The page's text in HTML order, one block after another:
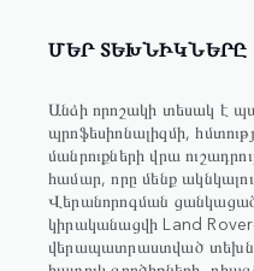
ՄԵՐ ՏԵԽՆԻԿՆԵՐԸ
Անձի որոշակի տեսակ է
պրոֆեսիոնալիզմի,
մանրուքների վրա
համար, որը մենք
Վերանորոգման
կիրականացվի Land
վերապատրաստված